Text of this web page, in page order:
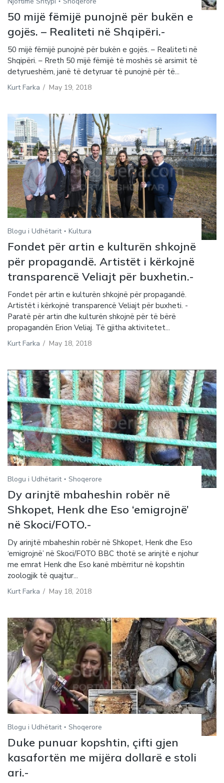
50 mijë fëmijë punojnë për bukën e
gojës. – Realiteti në Shqipëri.-
50 mijë fëmijë punojnë për bukën e gojës. – Realiteti në
Shqipëri. – Rreth 50 mijë fëmijë të moshës së arsimit të
detyrueshëm, janë të detyruar të punojnë për të...
Kurt Farka / May 19, 2018
Blogu i Udhëtarit Kultura
Fondet për artin e kulturën shkojnë
për propagandë. Artistët i kërkojnë
transparencë Veliajt për buxhetin.-
Fondet për artin e kulturën shkojnë për propagandë.
Artistët i kërkojnë transparencë Veliajt për buxheti. -
Paratë për artin dhe kulturën shkojnë për të bërë
propagandën Erion Veliaj. Të gjitha aktivitetet...
Kurt Farka / May 18, 2018
Blogu i Udhëtarit Shoqerore
Dy arinjtë mbaheshin robër në
Shkopet, Henk dhe Eso ‘emigrojnë’
në Skoci/FOTO.-
Dy arinjtë mbaheshin robër në Shkopet, Henk dhe Eso
‘emigrojnë’ në Skoci/FOTO BBC thotë se arinjtë e njohur
me emrat Henk dhe Eso kanë mbërritur në kopshtin
zoologjik të quajtur...
Kurt Farka / May 18, 2018
Blogu i Udhëtarit Shoqerore
Duke punuar kopshtin, çifti gjen
kasafortën me mijëra dollarë e stoli
ari.-